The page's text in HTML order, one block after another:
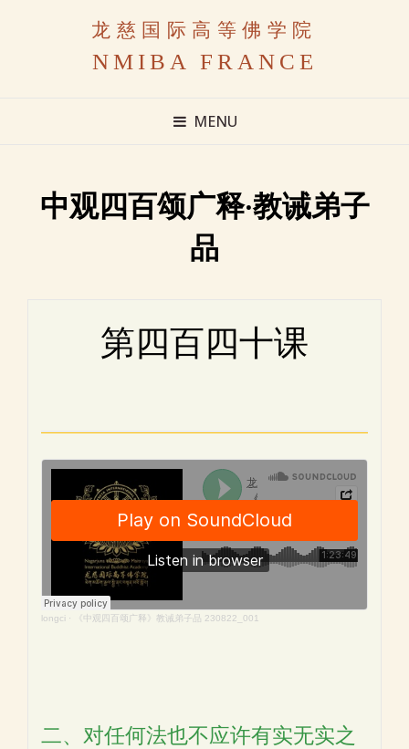
龙慈国际高等佛学院
NMIBA FRANCE
MENU
中观四百颂广释·教诫弟子
品
第四百四十课
longci · 《中观四百颂广释》教诫弟子品 230822_001
二、对任何法也不应许有实无实之